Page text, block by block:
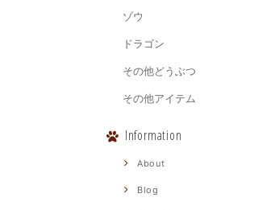
ゾウ
ドラゴン
その他どうぶつ
その他アイテム
Information
About
Blog